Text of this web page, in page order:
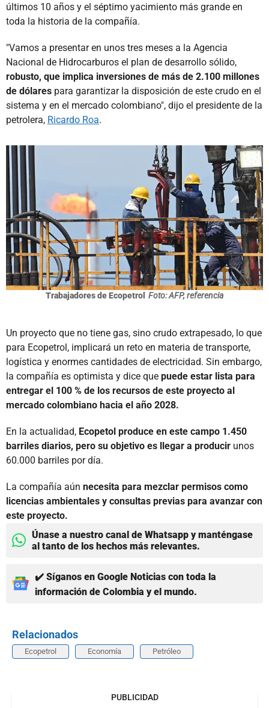
últimos 10 años y el séptimo yacimiento más grande en
toda la historia de la compañía.
"Vamos a presentar en unos tres meses a la Agencia
Nacional de Hidrocarburos el plan de desarrollo sólido,
robusto, que implica inversiones de más de 2.100 millones
de dólares para garantizar la disposición de este crudo en el
sistema y en el mercado colombiano", dijo el presidente de la
petrolera, Ricardo Roa.
Trabajadores de Ecopetrol Foto: AFP, referencia
Un proyecto que no tiene gas, sino crudo extrapesado, lo que
para Ecopetrol, implicará un reto en materia de transporte,
logística y enormes cantidades de electricidad. Sin embargo,
la compañía es optimista y dice que puede estar lista para
entregar el 100 % de los recursos de este proyecto al
mercado colombiano hacia el año 2028.
En la actualidad, Ecopetol produce en este campo 1.450
barriles diarios, pero su objetivo es llegar a producir unos
60.000 barriles por día.
La compañía aún necesita para mezclar permisos como
licencias ambientales y consultas previas para avanzar con
este proyecto.
Únase a nuestro canal de Whatsapp y manténgase
al tanto de los hechos más relevantes.
✔️ Síganos en Google Noticias con toda la
información de Colombia y el mundo.
Relacionados
Ecopetrol Economía Petróleo
PUBLICIDAD